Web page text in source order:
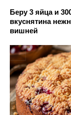
Беру 3 яйца и
вкуснятина
вишней